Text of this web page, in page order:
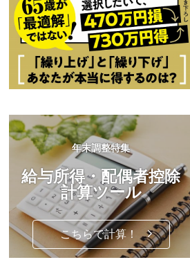
年末調整特集
給与所得・配偶者控除
計算ツール
こちらで計算！